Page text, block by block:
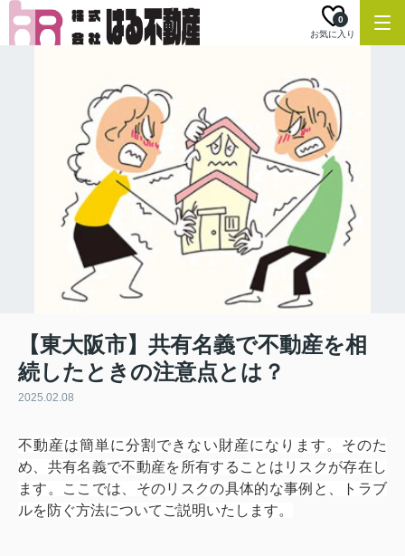
お気に入り
0
【東大阪市】共有名義で不動産を相
続したときの注意点とは？
2025.02.08
不動産は簡単に分割できない財産になります。そのた
め、共有名義で不動産を所有することはリスクが存在し
ます。ここでは、そのリスクの具体的な事例と、トラブ
ルを防ぐ方法についてご説明いたします。